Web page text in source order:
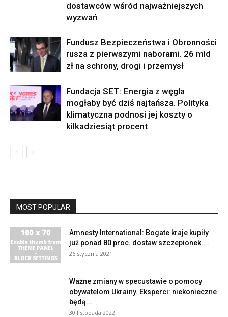
dostawców wśród najważniejszych
wyzwań
Fundusz Bezpieczeństwa i Obronności
rusza z pierwszymi naborami. 26 mld
zł na schrony, drogi i przemysł
Fundacja SET: Energia z węgla
mogłaby być dziś najtańsza. Polityka
klimatyczna podnosi jej koszty o
kilkadziesiąt procent
MOST POPULAR
Amnesty International: Bogate kraje kupiły
już ponad 80 proc. dostaw szczepionek....
26 stycznia 2021
Ważne zmiany w specustawie o pomocy
obywatelom Ukrainy. Eksperci: niekonieczne
będą...
30 listopada 2022